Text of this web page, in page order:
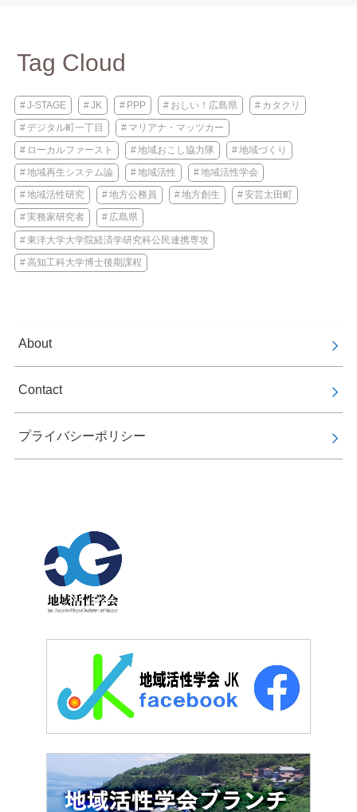
Tag Cloud
J-STAGE JK PPP おしい！広島県 カタクリ
デジタル町一丁目 マリアナ・マッツカー
ローカルファースト 地域おこし協力隊 地域づくり
地域再生システム論 地域活性 地域活性学会
地域活性研究 地方公務員 地方創生 安芸太田町
実務家研究者 広島県
東洋大学大学院経済学研究科公民連携専攻
高知工科大学博士後期課程
About
Contact
プライバシーポリシー